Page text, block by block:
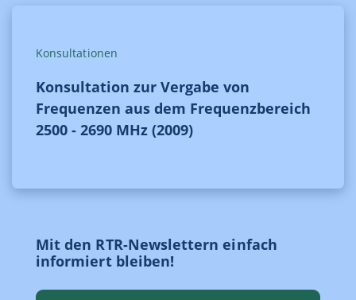
Konsultationen
Konsultation zur Vergabe von
Frequenzen aus dem Frequenzbereich
2500 - 2690 MHz (2009)
Mit den RTR-Newslettern einfach
informiert bleiben!